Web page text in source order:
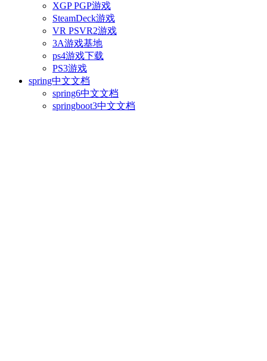
XGP PGP游戏
SteamDeck游戏
VR PSVR2游戏
3A游戏基地
ps4游戏下载
PS3游戏
spring中文文档
spring6中文文档
springboot3中文文档